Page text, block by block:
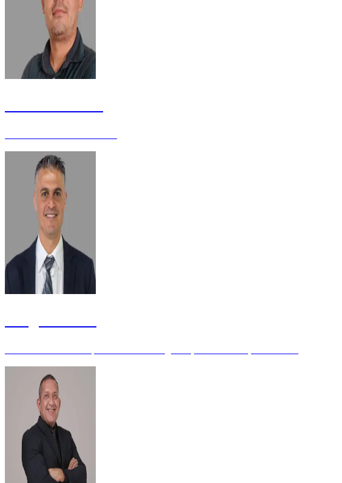
Cleirton Monte